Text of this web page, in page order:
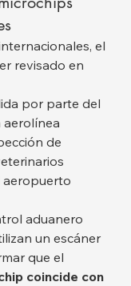
el
revisado en
por parte del
aerolínea
de
aeropuerto
aduanero
un escáner
que el
coincide con